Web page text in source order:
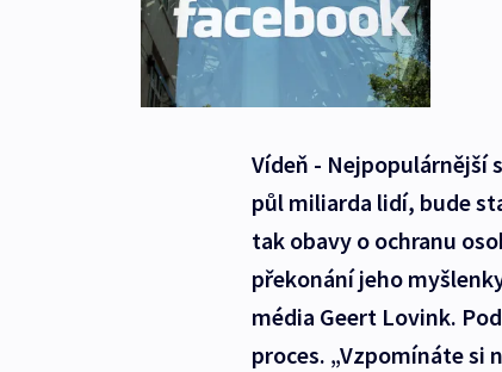
Vídeň - Nejpopulárnější
půl miliarda lidí, bude
tak obavy o ochranu
překonání jeho
média Geert Lovink.
proces. „Vzpomínáte si